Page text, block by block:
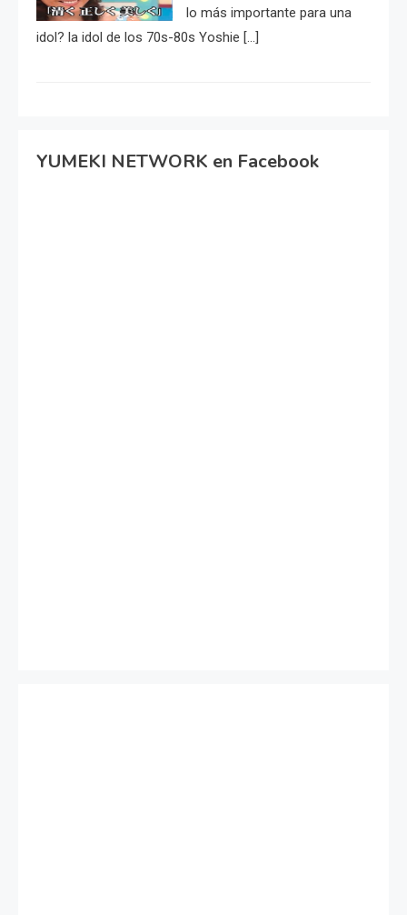
lo más importante para una
idol? la idol de los 70s-80s Yoshie […]
YUMEKI NETWORK en Facebook